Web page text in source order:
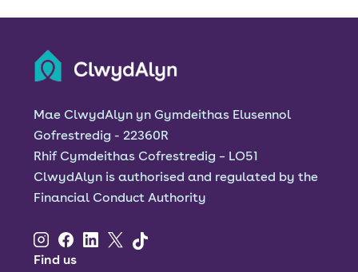
Mae ClwydAlyn yn Gymdeithas Elusennol
Gofrestredig - 22360R
Rhif Cymdeithas Cofrestredig – LO51
ClwydAlyn is authorised and regulated by the
Financial Conduct Authority
Find us